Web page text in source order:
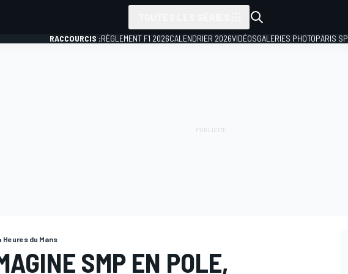
RACCOURCIS :RÈGLEMENT F1 2026CALENDRIER 2026VIDÉOSGALERIES PHOTOPARIS
Heures du Mans
SMP EN POLE,